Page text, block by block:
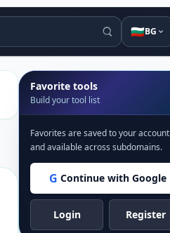
🇧🇬BG
Favorite tools
Build your tool list
Favorites are saved to your account
and available across subdomains.
G Continue with Google
Login Register